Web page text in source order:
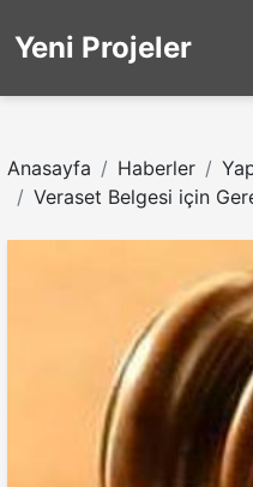
Yeni Projeler
Anasayfa Haberler
Veraset Belgesi için